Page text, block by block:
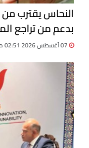
النحاس يقترب
بدعم من تراجع